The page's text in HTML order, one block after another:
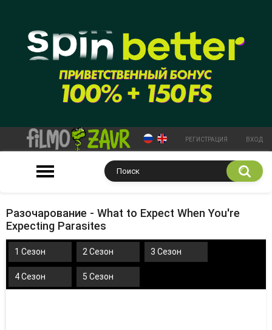
РЕГИСТРАЦИЯ ВХОД
Разочарование - What to Expect When You're
Expecting Parasites
1 Сезон 2 Сезон 3 Сезон
4 Сезон 5 Сезон